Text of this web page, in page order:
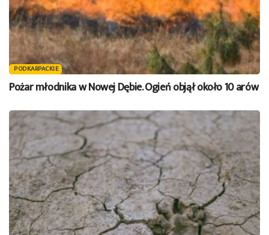
PODKARPACKIE
Pożar młodnika w Nowej Dębie. Ogień objął około 10 arów